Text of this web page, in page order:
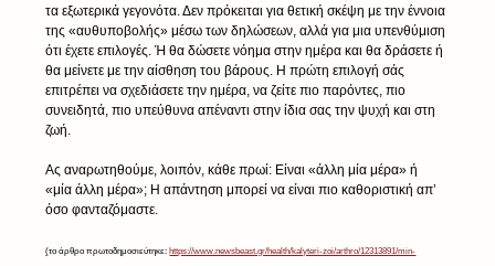
τα εξωτερικά γεγονότα. Δεν πρόκειται για θετική σκέψη με την έννοια
της «αυθυποβολής» μέσω των δηλώσεων, αλλά για μια υπενθύμιση
ότι έχετε επιλογές. Ή θα δώσετε νόημα στην ημέρα και θα δράσετε ή
θα μείνετε με την αίσθηση του βάρους. Η πρώτη επιλογή σάς
επιτρέπει να σχεδιάσετε την ημέρα, να ζείτε πιο παρόντες, πιο
συνειδητά, πιο υπεύθυνα απέναντι στην ίδια σας την ψυχή και στη
ζωή.
Ας αναρωτηθούμε, λοιπόν, κάθε πρωί: Είναι «άλλη μία μέρα» ή
«μία άλλη μέρα»; Η απάντηση μπορεί να είναι πιο καθοριστική απ’
όσο φανταζόμαστε.
(το άρθρο πρωτοδημοσιεύτηκε: https://www.newsbeast.gr/health/kalyteri-zoi/arthro/12313891/min-